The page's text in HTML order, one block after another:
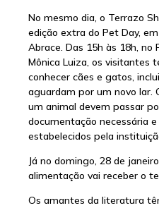
No mesmo dia, o Terrazo
edição extra do Pet Day,
Abrace. Das 15h às 18h,
Mônica Luiza, os visitantes
conhecer cães e gatos,
aguardam por um novo lar.
um animal devem passar
documentação necessária
estabelecidos pela
Já no domingo, 28 de
alimentação vai receber o
Os amantes da literatura